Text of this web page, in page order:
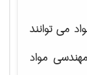
می توانند
مواد